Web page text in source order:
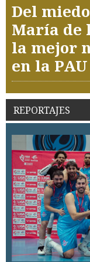
Del
María de
la mejor
en la PAU
REPORTAJES